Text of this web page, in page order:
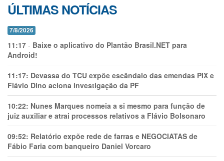
ÚLTIMAS NOTÍCIAS
7/8/2026
11:17 - Baixe o aplicativo do Plantão Brasil.NET para
Android!
11:17: Devassa do TCU expõe escândalo das emendas PIX e
Flávio Dino aciona investigação da PF
10:22: Nunes Marques nomeia a si mesmo para função de
juiz auxiliar e atrai processos relativos a Flávio Bolsonaro
09:52: Relatório expõe rede de farras e NEGOCIATAS de
Fábio Faria com banqueiro Daniel Vorcaro